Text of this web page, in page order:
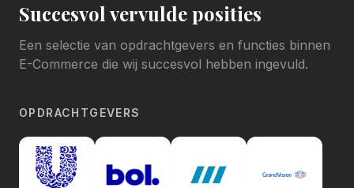
Succesvol vervulde posities
Een selectie van opdrachtgevers en functies binnen
E-Commerce die wij succesvol hebben ingevuld.
OPDRACHTGEVERS